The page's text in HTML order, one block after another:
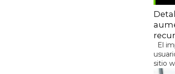
El
sitio